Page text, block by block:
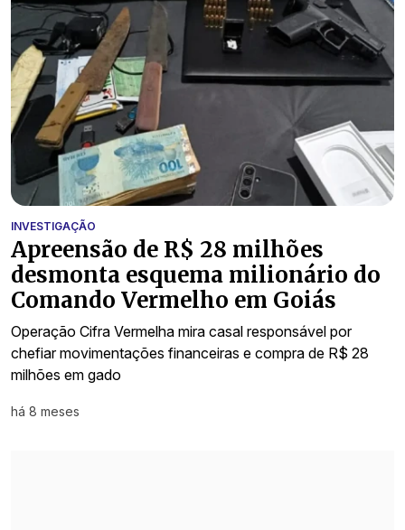
INVESTIGAÇÃO
Apreensão de R$ 28 milhões
desmonta esquema milionário do
Comando Vermelho em Goiás
Operação Cifra Vermelha mira casal responsável por
chefiar movimentações financeiras e compra de R$ 28
milhões em gado
há 8 meses